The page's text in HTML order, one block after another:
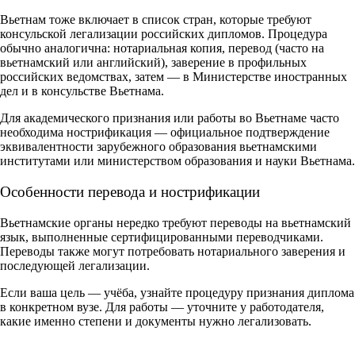
Вьетнам тоже включает в список стран, которые требуют
консульской легализации российских дипломов. Процедура
обычно аналогична: нотариальная копия, перевод (часто на
вьетнамский или английский), заверение в профильных
российских ведомствах, затем — в Министерстве иностранных
дел и в консульстве Вьетнама.
Для академического признания или работы во Вьетнаме часто
необходима нострификация — официальное подтверждение
эквивалентности зарубежного образования вьетнамскими
институтами или министерством образования и науки Вьетнама.
Особенности перевода и нострификации
Вьетнамские органы нередко требуют переводы на вьетнамский
язык, выполненные сертифицированными переводчиками.
Переводы также могут потребовать нотариального заверения и
последующей легализации.
Если ваша цель — учёба, узнайте процедуру признания диплома
в конкретном вузе. Для работы — уточните у работодателя,
какие именно степени и документы нужно легализовать.